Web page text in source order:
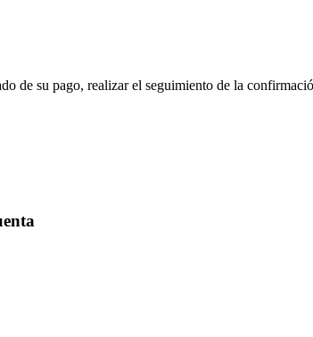
de su pago, realizar el seguimiento de la